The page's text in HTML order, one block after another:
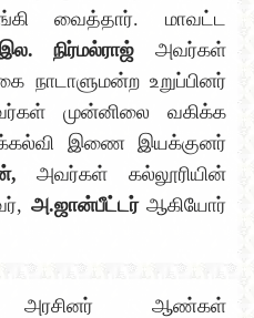
வைத்தார். மாவட்ட
நிர்மல்ராஜ் அவர்கள்
நாடாளுமன்ற உறுப்பினர்
முன்னிலை வகிக்க
இணை இயக்குனர்
அவர்கள் கல்லூரியின்
அ.ஜான்பீட்டர் ஆகியோர்
அரசினர் ஆண்கள்